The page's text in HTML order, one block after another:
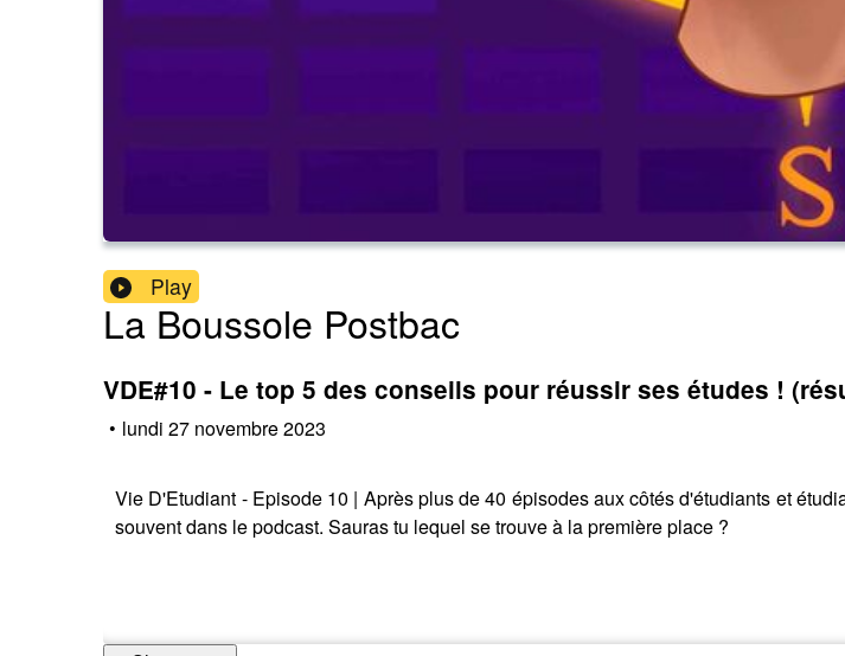
Play
La Boussole Postbac
VDE#10 - Le top 5 des conseils pour réussir ses études !
• lundi 27 novembre 2023
Vie D'Etudiant - Episode 10 | Après plus de 40 épisodes aux côtés d'étudiants et
souvent dans le podcast. Sauras tu lequel se trouve à la première place ?